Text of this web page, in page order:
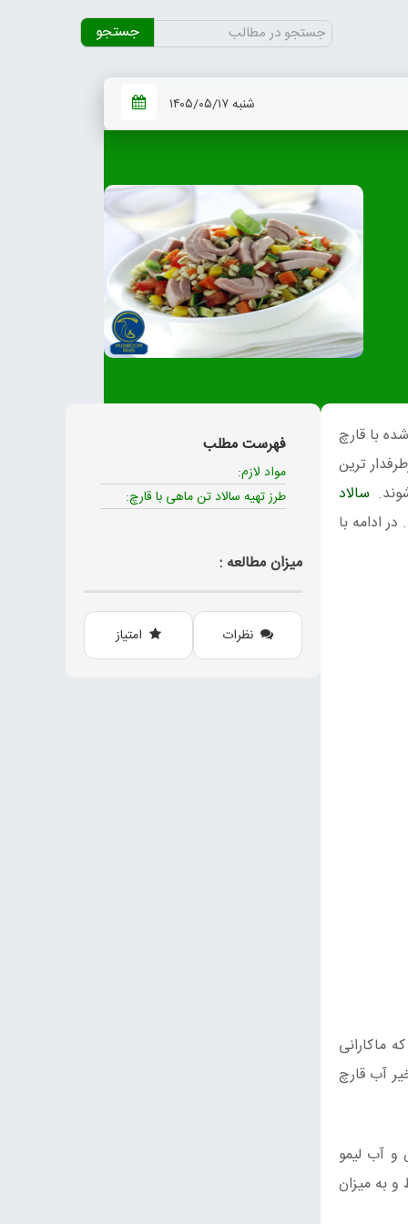
جستجو
برای:
شنبه ۱۴۰۵/۰۵/۱۷
با قارچ
ترین
سالاد
ادامه با
پس ‌‌از‌ این که ماکارانی
آب قارچ
و آب‌ لیمو
به میزان
فهرست مطلب
مواد لازم:
طرز تهیه سالاد تن ماهی با قارچ:
میزان مطالعه :
نظرات امتیاز